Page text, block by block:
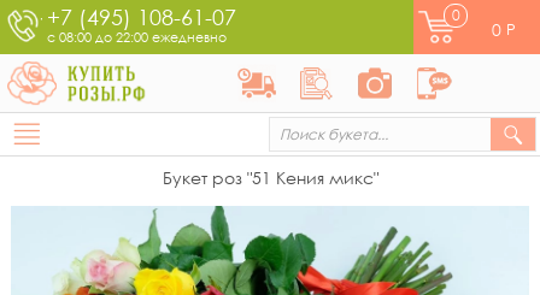
+7 (495) 108-61-07
с 08:00 до 22:00 ежедневно
0
0 Р
Букет роз "51 Кения микс"